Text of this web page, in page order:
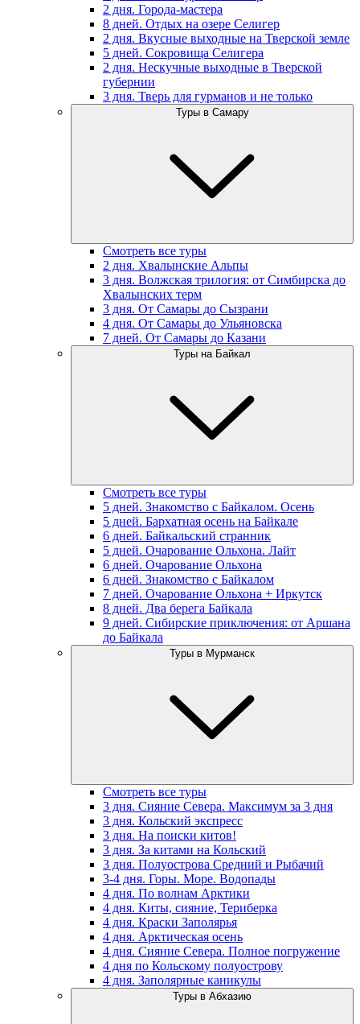
2 дня. Города-мастера
8 дней. Отдых на озере Селигер
2 дня. Вкусные выходные на Тверской земле
5 дней. Сокровища Селигера
2 дня. Нескучные выходные в Тверской
губернии
3 дня. Тверь для гурманов и не только
Туры в Самару
Смотреть все туры
2 дня. Хвалынские Альпы
3 дня. Волжская трилогия: от Симбирска до
Хвалынских терм
3 дня. От Самары до Сызрани
4 дня. От Самары до Ульяновска
7 дней. От Самары до Казани
Туры на Байкал
Смотреть все туры
5 дней. Знакомство с Байкалом. Осень
5 дней. Бархатная осень на Байкале
6 дней. Байкальский странник
5 дней. Очарование Ольхона. Лайт
6 дней. Очарование Ольхона
6 дней. Знакомство с Байкалом
7 дней. Очарование Ольхона + Иркутск
8 дней. Два берега Байкала
9 дней. Сибирские приключения: от Аршана
до Байкала
Туры в Мурманск
Смотреть все туры
3 дня. Сияние Севера. Максимум за 3 дня
3 дня. Кольский экспресс
3 дня. На поиски китов!
3 дня. За китами на Кольский
3 дня. Полуострова Средний и Рыбачий
3-4 дня. Горы. Море. Водопады
4 дня. По волнам Арктики
4 дня. Киты, сияние, Териберка
4 дня. Краски Заполярья
4 дня. Арктическая осень
4 дня. Сияние Севера. Полное погружение
4 дня по Кольскому полуострову
4 дня. Заполярные каникулы
Туры в Абхазию